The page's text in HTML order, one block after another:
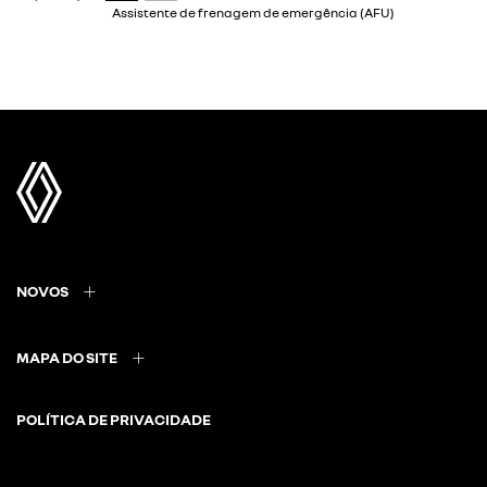
NOVOS
MAPA DO SITE
POLÍTICA DE PRIVACIDADE